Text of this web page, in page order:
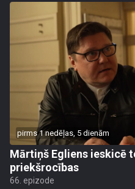
pirms 1 nedēļas, 5 dienām
Mārtiņš Egliens ieskicē
priekšrocības
66. epizode